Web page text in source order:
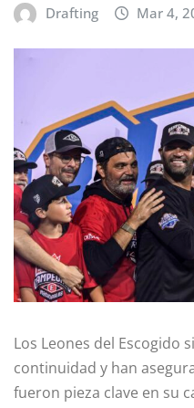
Drafting Mar 4,
Los Leones del Escogido
continuidad y han
fueron pieza clave en su